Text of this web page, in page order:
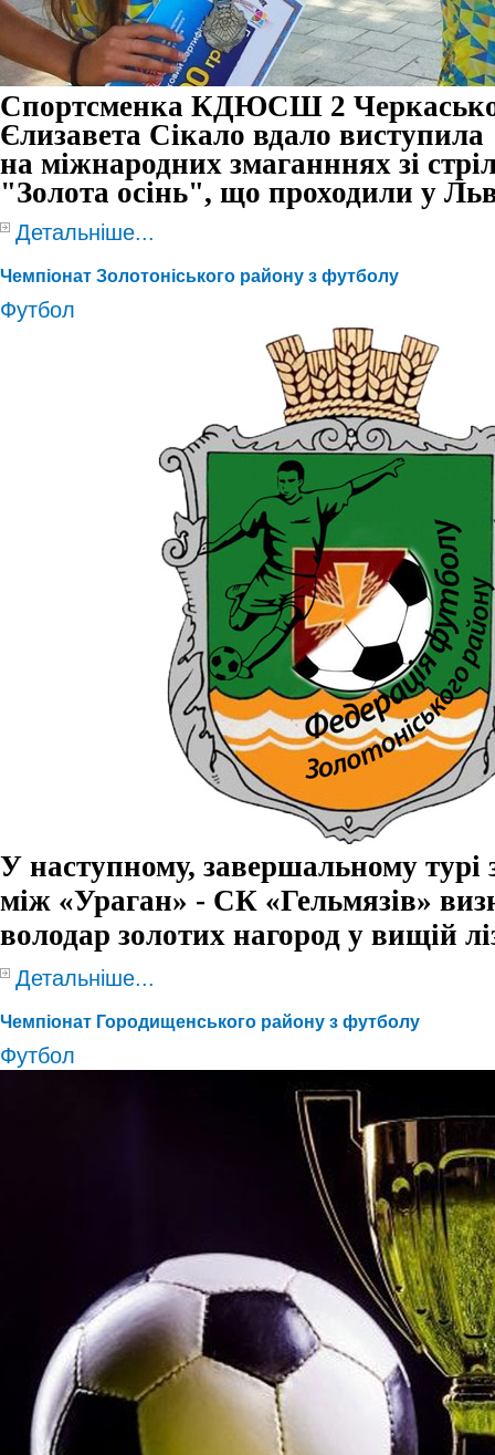
Спортсменка КДЮСШ 2
Єлизавета Сікало вдало виступила
на міжнародних змаганннях зі
"Золота осінь", що проходили у
Детальніше...
Чемпіонат Золотоніського району з футболу
Футбол
У наступному, завершальному турі
між «Ураган» - СК «Гельмязів»
володар золотих нагород у вищій
Детальніше...
Чемпіонат Городищенського району з футболу
Футбол